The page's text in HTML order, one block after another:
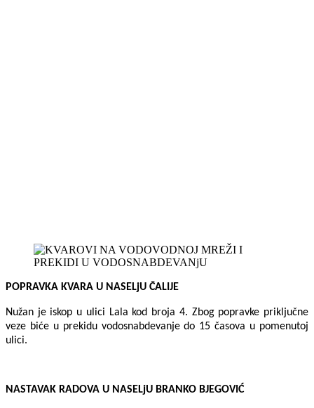
POPRAVKA KVARA U NASELjU ČALIJE
Nužan je iskop u ulici Lala kod broja 4. Zbog popravke priključne
veze biće u prekidu vodosnabdevanje do 15 časova u pomenutoj
ulici.
NASTAVAK RADOVA U NASELjU BRANKO BJEGOVIĆ